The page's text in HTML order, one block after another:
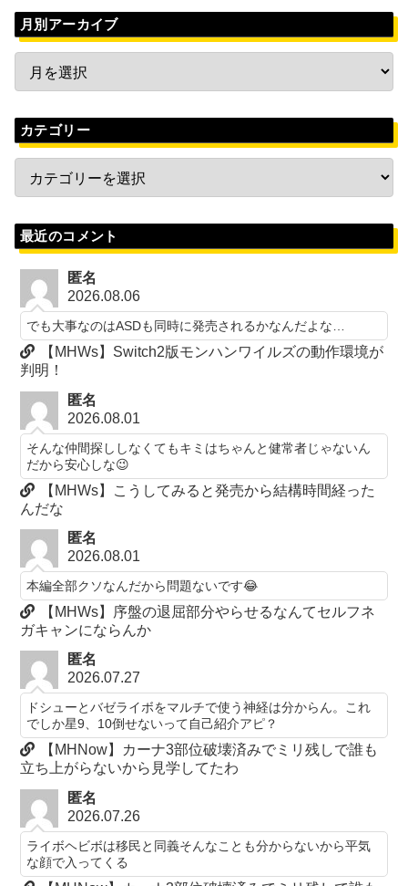
月別アーカイブ
カテゴリー
最近のコメント
匿名
2026.08.06
でも大事なのはASDも同時に発売されるかなんだよな…
【MHWs】Switch2版モンハンワイルズの動作環境が
判明！
匿名
2026.08.01
そんな仲間探ししなくてもキミはちゃんと健常者じゃないん
だから安心しな😉
【MHWs】こうしてみると発売から結構時間経った
んだな
匿名
2026.08.01
本編全部クソなんだから問題ないです😂
【MHWs】序盤の退屈部分やらせるなんてセルフネ
ガキャンにならんか
匿名
2026.07.27
ドシューとバゼライボをマルチで使う神経は分からん。これ
でしか星9、10倒せないって自己紹介アピ？
【MHNow】カーナ3部位破壊済みでミリ残しで誰も
立ち上がらないから見学してたわ
匿名
2026.07.26
ライボヘビボは移民と同義そんなことも分からないから平気
な顔で入ってくる